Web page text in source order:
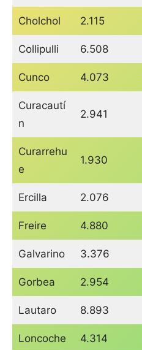
Cholchol 2.115
Collipulli 6.508
Cunco 4.073
Curacautí
n
2.941
Curarrehu
e
1.930
Ercilla 2.076
Freire 4.880
Galvarino 3.376
Gorbea 2.954
Lautaro 8.893
Loncoche 4.314